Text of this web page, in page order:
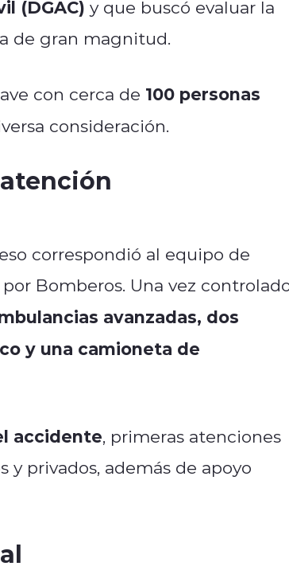
(DGAC) y que buscó evaluar la
de gran magnitud.
con cerca de 100 personas
consideración.
correspondió al equipo de
Bomberos. Una vez
avanzadas, dos
y una camioneta de
accidente, primeras atenciones
y privados, además de apoyo